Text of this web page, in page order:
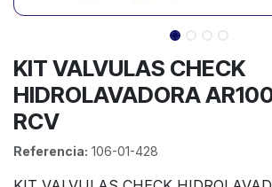
KIT VALVULAS CHECK
HIDROLAVADORA
RCV
Referencia: 106-01-428